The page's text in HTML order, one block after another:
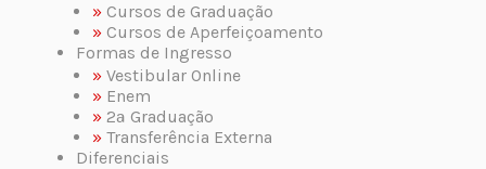
» Cursos de Graduação
» Cursos de Aperfeiçoamento
Formas de Ingresso
» Vestibular Online
» Enem
» 2ª Graduação
» Transferência Externa
Diferenciais